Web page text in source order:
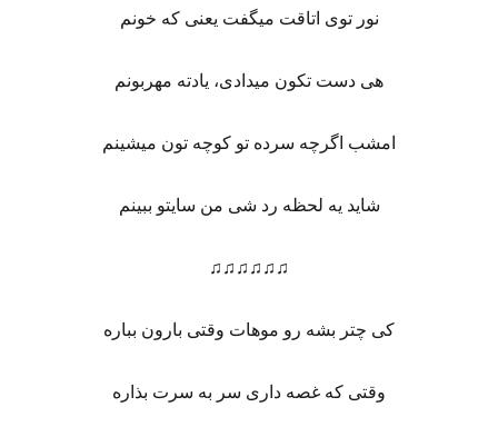
نور توی اتاقت میگفت یعنی که خونم
هی دست تکون میدادی، یادته مهربونم
امشب اگرچه سرده تو کوچه تون میشینم
شاید یه لحظه رد شی من سایتو ببینم
♫♫♫♫♫♫
کی چتر بشه رو موهات وقتی بارون بباره
وقتی که غصه داری سر به سرت بذاره